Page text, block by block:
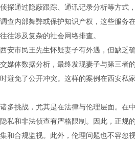
探通过隐蔽跟踪、通讯记录分析等方式
查内部舞弊或保护知识产权，这些服务
往涉及复杂的社会网络排查。
安市民王先生怀疑妻子有外遇，但缺
媒体数据分析，最终发现妻子与第三者
避免了公开冲突。这样的案例在西安私
多挑战，尤其是在法律与伦理层面。在
私和非法侦查有严格限制。因此，正
和合规监视。此外，伦理问题也不容忽